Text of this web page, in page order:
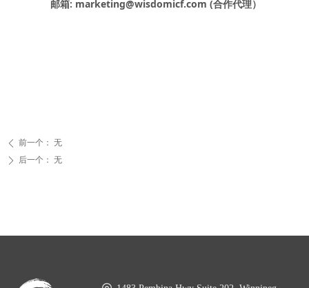
ꄴ 前一个： 无
ꄲ 后一个： 无
邮箱: marketing@wisdomicf.com (合作代理）